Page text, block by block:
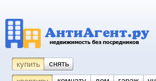
купить снять